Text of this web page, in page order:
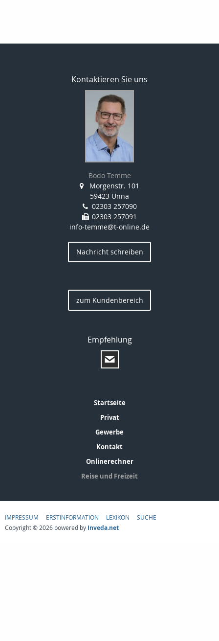
Kontaktieren Sie uns
Bodo Temme
Morgenstr. 101
59423 Unna
02303 257090
02303 257091
info-temme@t-online.de
Nachricht schreiben
zum Kundenbereich
Empfehlung
Startseite
Privat
Gewerbe
Kontakt
Onlinerechner
Reise und Freizeit
IMPRESSUM ERSTINFORMATION LEXIKON
SUCHE
Copyright © 2026 powered by Inveda.net